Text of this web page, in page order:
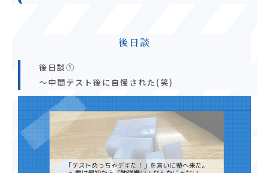
後日談
後日談①
～中間テスト後に自慢された(笑)